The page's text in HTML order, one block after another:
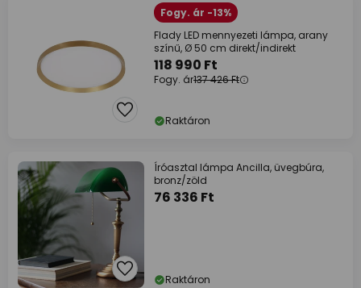
Fogy. ár -13%
Flady LED mennyezeti lámpa, arany
színű, Ø 50 cm direkt/indirekt
118 990 Ft
Fogy. ár137 426 Ft
Raktáron
Íróasztal lámpa Ancilla, üvegbúra,
bronz/zöld
76 336 Ft
Raktáron